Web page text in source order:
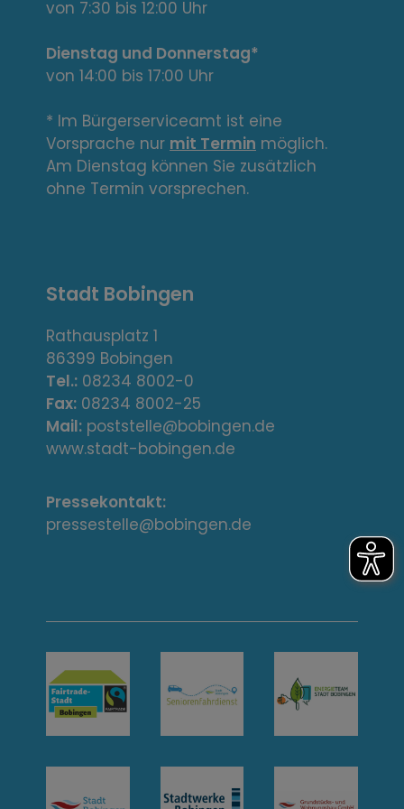
e
L
i
n
k
s
A
d
r
e
s
s
e
/
n
t
a
k
t
von 7:30 bis 12:00 Uhr
Dienstag und Donnerstag*
von 14:00 bis 17:00 Uhr
* Im Bürgerserviceamt ist eine
Vorsprache nur mit Termin möglich.
Am Dienstag können Sie zusätzlich
ohne Termin vorsprechen.
Stadt Bobingen
Rathausplatz 1
86399 Bobingen
Tel.: 08234 8002-0
Fax: 08234 8002-25
Mail: poststelle@bobingen.de
www.stadt-bobingen.de
Pressekontakt:
pressestelle@bobingen.de